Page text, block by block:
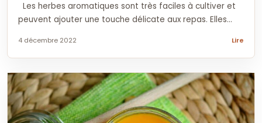
Les herbes aromatiques sont très faciles à cultiver et
peuvent ajouter une touche délicate aux repas. Elles...
4 décembre 2022 Lire